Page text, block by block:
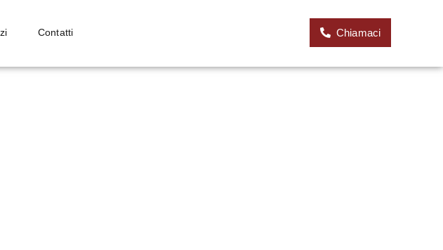
Contatti Chiamaci